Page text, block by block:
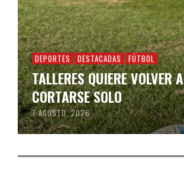
DEPORTES DESTACADAS FÚTBOL
TALLERES QUIERE VOLVER A
CORTARSE SOLO
7 AGOSTO, 2026